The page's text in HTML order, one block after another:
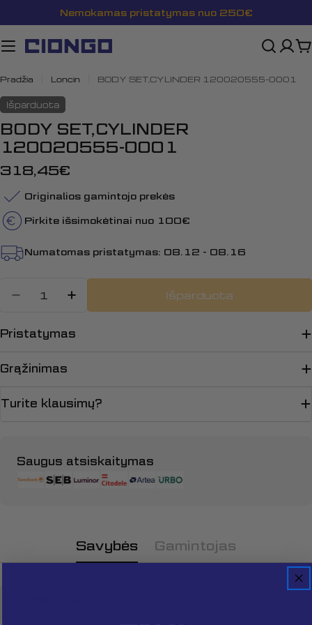
prie
turinio
Nemokamas pristatymas nuo 250€
Pradžia Loncin BODY SET,CYLINDER 120020555-0001
Išparduota
BODY SET,CYLINDER
120020555-0001
Įprasta
kaina
318,45€
Originalios gamintojo prekės
Pirkite išsimokėtinai nuo 100€
Numatomas pristatymas: 08.12 - 08.16
Sumažinti kiekį: BODY
Padidinti BODY
Išparduota
Pristatymas
Grąžinimas
Turite klausimų?
Saugus atsiskaitymas
Apmokėjimo
būdai
Savybės Gamintojas